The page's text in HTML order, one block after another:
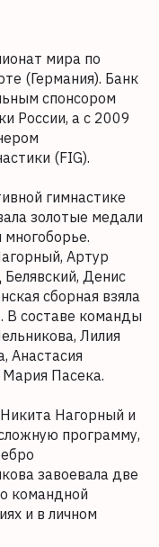
мира по
(Германия). Банк
спонсором
России, а с 2009
(FIG).
гимнастике
золотые медали
Артур
Денис
сборная взяла
В составе команды
Лилия
Анастасия
Пасека.
Нагорный и
программу,
завоевала две
командной
и в личном